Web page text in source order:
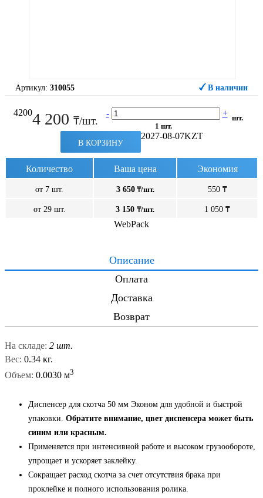
Артикул: 310055 В наличии
42004 200 ₸/шт.
- +
1 шт.
шт.
В КОРЗИНУ
2027-08-07KZT
Количество Ваша цена Экономия
от 7 шт. 3 650₸/шт. 550 ₸
от 29 шт. 3 150 ₸/шт. 1 050 ₸
WebPack
Описание
Оплата
Доставка
Возврат
На складе: 2 шт.
Вес: 0.34 кг.
Объем: 0.0030 м3
Диспенсер для скотча 50 мм Эконом для удобной и быстрой
упаковки. Обратите внимание, цвет диспенсера может быть
синим или красным.
Применяется при интенсивной работе и высоком грузообороте,
упрощает и ускоряет заклейку.
Сокращает расход скотча за счет отсутствия брака при
проклейке и полного использования ролика.